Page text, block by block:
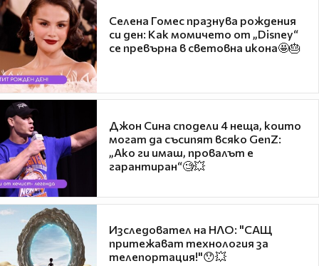
Селена Гомес празнува рождения
си ден: Как момичето от „Disney“
се превърна в световна икона🤩🎂
Джон Сина сподели 4 неща, които
могат да съсипят всяко GenZ:
„Ако ги имаш, провалът е
гарантиран“🧐💥
Изследовател на НЛО: "САЩ
притежават технология за
телепортация!"😯💥